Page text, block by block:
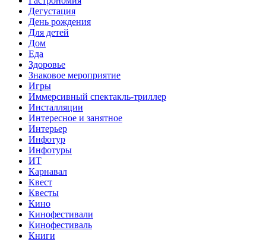
Дегустация
День рождения
Для детей
Дом
Еда
Здоровье
Знаковое мероприятие
Игры
Иммерсивный спектакль-триллер
Инсталляции
Интересное и занятное
Интерьер
Инфотур
Инфотуры
ИТ
Карнавал
Квест
Квесты
Кино
Кинофестивали
Кинофестиваль
Книги